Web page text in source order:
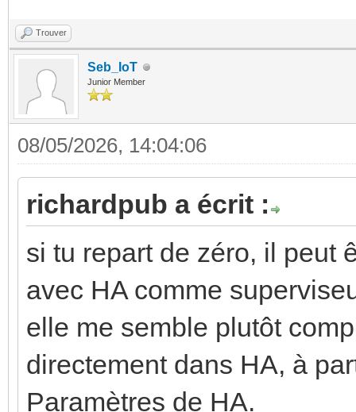
Trouver
Seb_IoT
Junior Member
08/05/2026, 14:04:06
richardpub a écrit :
si tu repart de zéro, il peut
avec HA comme
elle me semble plutôt
directement dans HA, à
Paramètres de HA.